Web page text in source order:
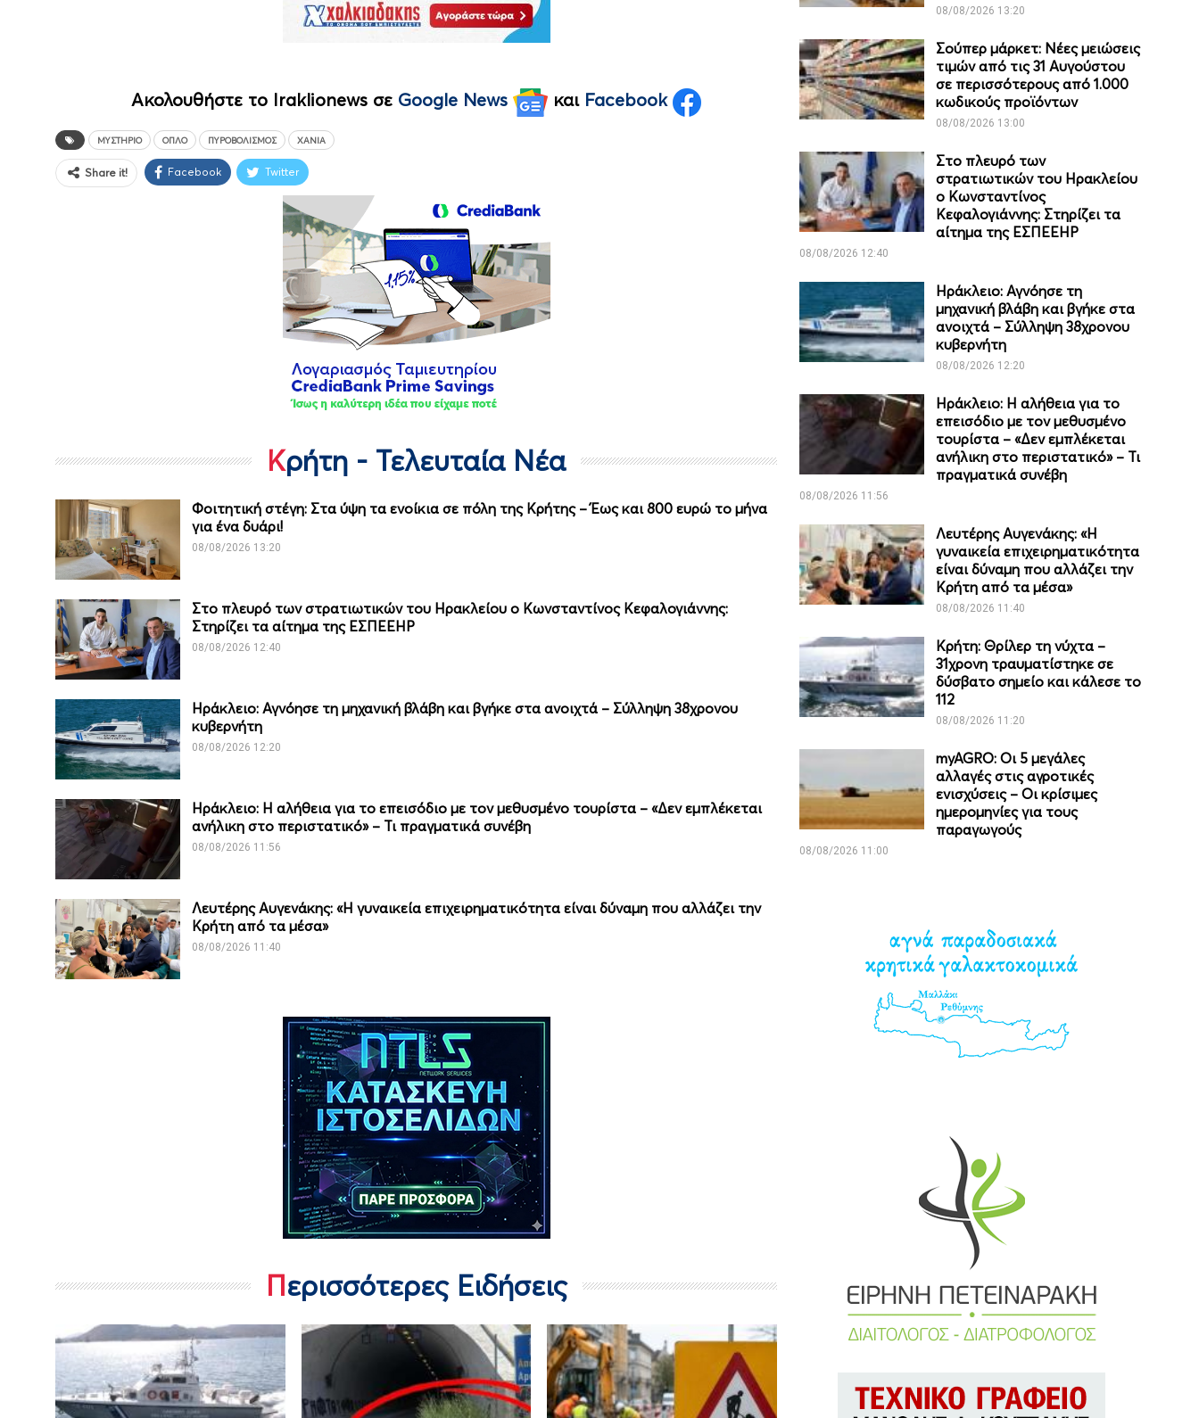
Ακολουθήστε το Iraklionews σε Google News και Facebook
ΜΥΣΤΉΡΙΟ ΌΠΛΟ ΠΥΡΟΒΟΛΙΣΜΌΣ ΧΑΝΙΆ
Share it! Facebook Twitter
Κρήτη - Τελευταία Νέα
Φοιτητική στέγη: Στα ύψη τα ενοίκια σε πόλη της Κρήτης – Έως και 800 ευρώ το μήνα
για ένα δυάρι!
08/08/2026 13:20
Στο πλευρό των στρατιωτικών του Ηρακλείου ο Κωνσταντίνος Κεφαλογιάννης:
Στηρίζει τα αίτημα της ΕΣΠΕΕΗΡ
08/08/2026 12:40
Ηράκλειο: Αγνόησε τη μηχανική βλάβη και βγήκε στα ανοιχτά – Σύλληψη 38χρονου
κυβερνήτη
08/08/2026 12:20
Ηράκλειο: Η αλήθεια για το επεισόδιο με τον μεθυσμένο τουρίστα – «Δεν εμπλέκεται
ανήλικη στο περιστατικό» – Τι πραγματικά συνέβη
08/08/2026 11:56
Λευτέρης Αυγενάκης: «Η γυναικεία επιχειρηματικότητα είναι δύναμη που αλλάζει την
Κρήτη από τα μέσα»
08/08/2026 11:40
Περισσότερες Ειδήσεις
08/08/2026 13:20
Σούπερ μάρκετ: Νέες μειώσεις
τιμών από τις 31 Αυγούστου
σε περισσότερους από 1.000
κωδικούς προϊόντων
08/08/2026 13:00
Στο πλευρό των
στρατιωτικών του Ηρακλείου
ο Κωνσταντίνος
Κεφαλογιάννης: Στηρίζει τα
αίτημα της ΕΣΠΕΕΗΡ
08/08/2026 12:40
Ηράκλειο: Αγνόησε τη
μηχανική βλάβη και βγήκε στα
ανοιχτά – Σύλληψη 38χρονου
κυβερνήτη
08/08/2026 12:20
Ηράκλειο: Η αλήθεια για το
επεισόδιο με τον μεθυσμένο
τουρίστα – «Δεν εμπλέκεται
ανήλικη στο περιστατικό» – Τι
πραγματικά συνέβη
08/08/2026 11:56
Λευτέρης Αυγενάκης: «Η
γυναικεία επιχειρηματικότητα
είναι δύναμη που αλλάζει την
Κρήτη από τα μέσα»
08/08/2026 11:40
Κρήτη: Θρίλερ τη νύχτα –
31χρονη τραυματίστηκε σε
δύσβατο σημείο και κάλεσε το
112
08/08/2026 11:20
myAGRO: Οι 5 μεγάλες
αλλαγές στις αγροτικές
ενισχύσεις – Οι κρίσιμες
ημερομηνίες για τους
παραγωγούς
08/08/2026 11:00